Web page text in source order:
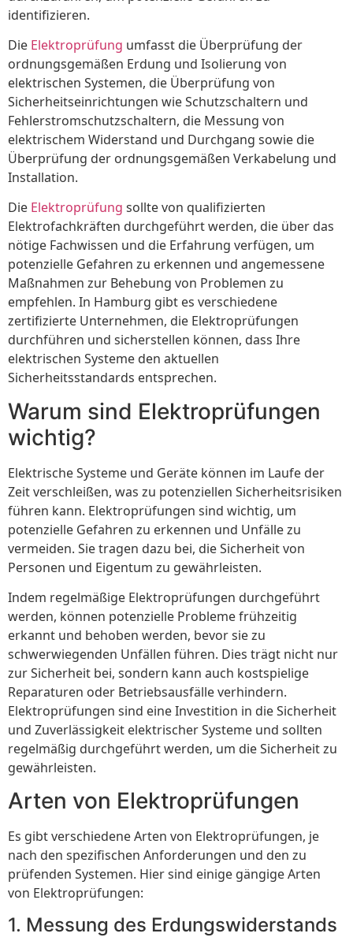
identifizieren.
Die Elektroprüfung umfasst die Überprüfung der
ordnungsgemäßen Erdung und Isolierung von
elektrischen Systemen, die Überprüfung von
Sicherheitseinrichtungen wie Schutzschaltern und
Fehlerstromschutzschaltern, die Messung von
elektrischem Widerstand und Durchgang sowie die
Überprüfung der ordnungsgemäßen Verkabelung und
Installation.
Die Elektroprüfung sollte von qualifizierten
Elektrofachkräften durchgeführt werden, die über das
nötige Fachwissen und die Erfahrung verfügen, um
potenzielle Gefahren zu erkennen und angemessene
Maßnahmen zur Behebung von Problemen zu
empfehlen. In Hamburg gibt es verschiedene
zertifizierte Unternehmen, die Elektroprüfungen
durchführen und sicherstellen können, dass Ihre
elektrischen Systeme den aktuellen
Sicherheitsstandards entsprechen.
Warum sind Elektroprüfungen
wichtig?
Elektrische Systeme und Geräte können im Laufe der
Zeit verschleißen, was zu potenziellen Sicherheitsrisiken
führen kann. Elektroprüfungen sind wichtig, um
potenzielle Gefahren zu erkennen und Unfälle zu
vermeiden. Sie tragen dazu bei, die Sicherheit von
Personen und Eigentum zu gewährleisten.
Indem regelmäßige Elektroprüfungen durchgeführt
werden, können potenzielle Probleme frühzeitig
erkannt und behoben werden, bevor sie zu
schwerwiegenden Unfällen führen. Dies trägt nicht nur
zur Sicherheit bei, sondern kann auch kostspielige
Reparaturen oder Betriebsausfälle verhindern.
Elektroprüfungen sind eine Investition in die Sicherheit
und Zuverlässigkeit elektrischer Systeme und sollten
regelmäßig durchgeführt werden, um die Sicherheit zu
gewährleisten.
Arten von Elektroprüfungen
Es gibt verschiedene Arten von Elektroprüfungen, je
nach den spezifischen Anforderungen und den zu
prüfenden Systemen. Hier sind einige gängige Arten
von Elektroprüfungen:
1. Messung des Erdungswiderstands